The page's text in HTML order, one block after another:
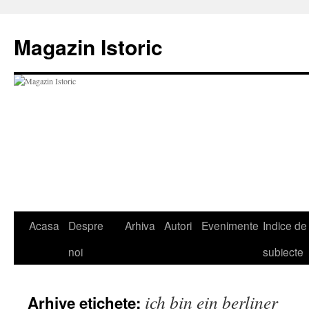
conținut
Magazin Istoric
Acasa
Despre
noi
Arhiva Autori Evenimente Indice de
subiecte
Arhive etichete: ich bin ein berliner